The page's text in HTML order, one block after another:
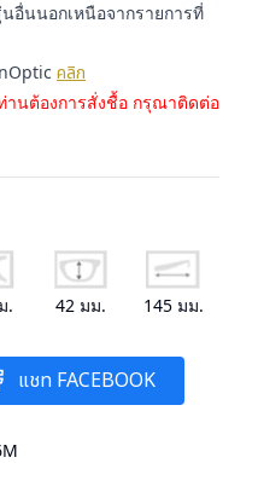
อื่นนอกเหนือจากรายการที่
คลิก
นต้องการสั่งชื้อ กรุณาติดต่อ
. 42มม. 145มม.
แชท FACEBOOK